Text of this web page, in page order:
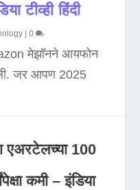
टीव्ही हिंदी
|0
मेझॉनने आयफोन
जर आपण 2025
एअरटेलच्या 100
कमी – इंडिया